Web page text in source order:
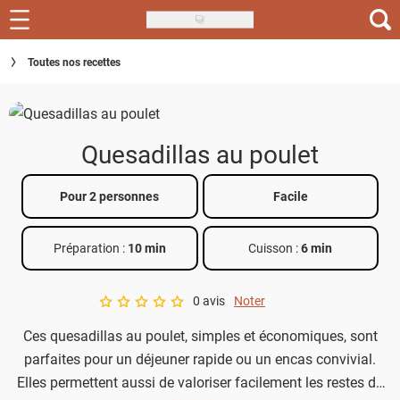
Skip
to
main
Recettes
Inspirations
Menu de la semaine
Actus
Téléchargez l'app Saveurs Recettes
Guide d'achat
Toutes nos recettes
Quesadillas au poulet
Pour 2 personnes Facile
Préparation : 10 min Cuisson :6 min
A star rating of 0 out of 5.
0 avis Noter
Ces quesadillas au poulet, simples et économiques, sont
parfaites pour un déjeuner rapide ou un encas convivial.
Elles permettent aussi de valoriser facilement les restes de